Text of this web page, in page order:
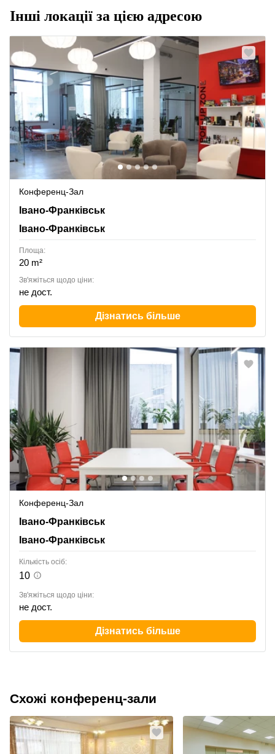
Інші локації за цією адресою
Конференц-Зал
Івано-Франківськ, Івано-Франківськ
Івано-Франківськ
Івано-Франківськ
Площа:
20 m²
Зв'яжіться щодо ціни:
не дост.
Дізнатись більше
Конференц-Зал
Івано-Франківськ, Івано-Франківськ
Івано-Франківськ
Івано-Франківськ
Кількість осіб:
10
Зв'яжіться щодо ціни:
не дост.
Дізнатись більше
Схожі конференц-зали